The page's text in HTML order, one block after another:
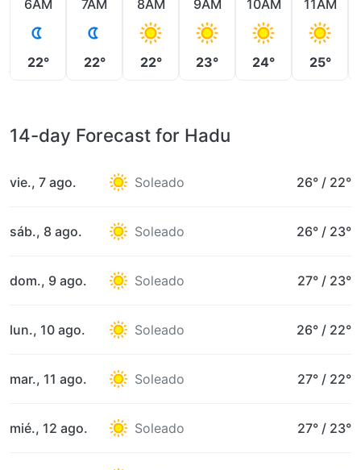
6AM
22°
7AM
22°
8AM
22°
9AM
23°
10AM
24°
11AM
25°
14-day Forecast for Hadu
vie., 7 ago. Soleado 26° / 22°
sáb., 8 ago. Soleado 26° / 23°
dom., 9 ago. Soleado 27° / 23°
lun., 10 ago. Soleado 26° / 22°
mar., 11 ago. Soleado 27° / 22°
mié., 12 ago. Soleado 27° / 23°